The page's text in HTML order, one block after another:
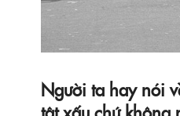
Người ta hay nói